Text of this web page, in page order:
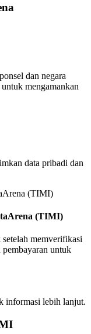
dan negara
mengamankan
data pribadi dan
(TIMI)
memverifikasi
untuk
informasi lebih lanjut.